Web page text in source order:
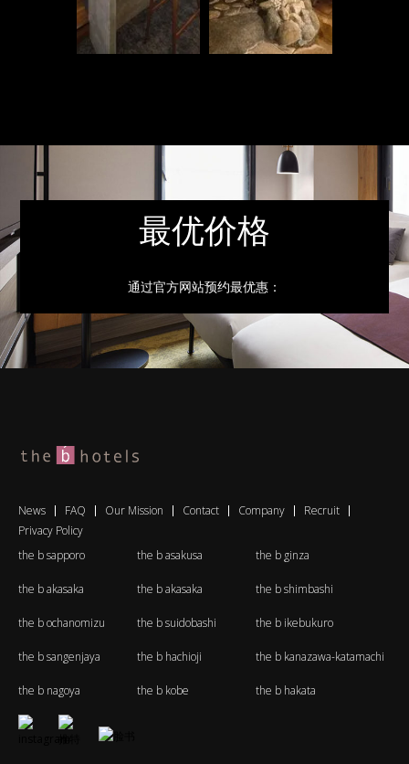
最优价格
通过官方网站预约最优惠：
News FAQ Our Mission Contact Company
Recruit
Privacy Policy
the b sapporo
the b asakusa the b ginza
the b akasaka the b akasaka the b shimbashi
the b ochanomizu the b suidobashi the b ikebukuro
the b sangenjaya the b hachioji the b kanazawa-katamachi
the b nagoya the b kobe the b hakata